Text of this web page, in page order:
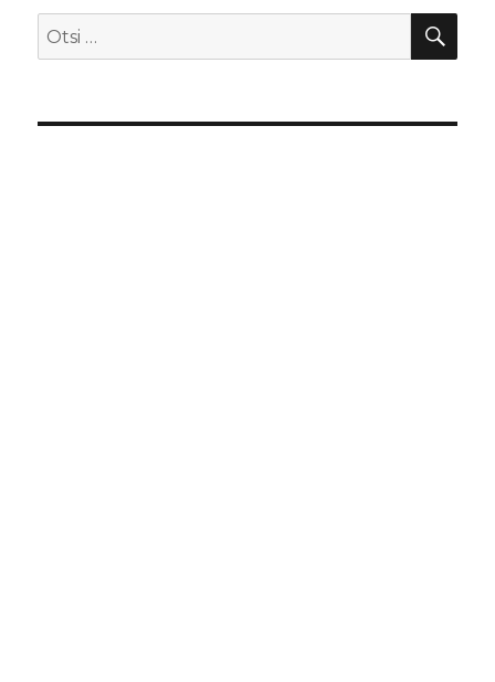
Otsi: